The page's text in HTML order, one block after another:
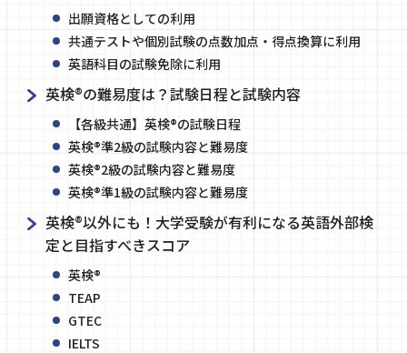
出願資格としての利用
共通テストや個別試験の点数加点・得点換算に利用
英語科目の試験免除に利用
英検®の難易度は？試験日程と試験内容
【各級共通】英検®の試験日程
英検®準2級の試験内容と難易度
英検®2級の試験内容と難易度
英検®準1級の試験内容と難易度
英検®以外にも！大学受験が有利になる英語外部検
定と目指すべきスコア
英検®
TEAP
GTEC
IELTS